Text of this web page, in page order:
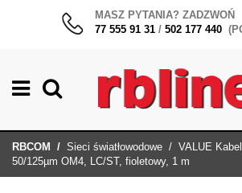
MASZ PYTANIA? ZADZWOŃ
77 555 91 31 / 502 177 440
RBCOM Sieci światłowodowe
VALUE Kabel
50/125µm OM4, LC/ST, fioletowy, 1 m